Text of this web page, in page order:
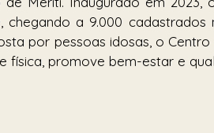
chegando a 9.000
por pessoas idosas, o
física, promove bem-estar e